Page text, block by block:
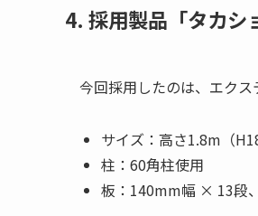
4. 採用製品「タカシ
今回採用したのは、エクス
サイズ：高さ1.8m（
柱：60角柱使用
板：140mm幅 × 13段